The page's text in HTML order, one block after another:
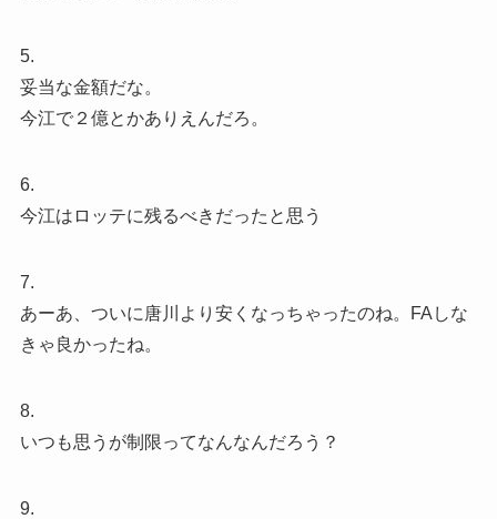
5.
妥当な金額だな。
今江で２億とかありえんだろ。
6.
今江はロッテに残るべきだったと思う
7.
あーあ、ついに唐川より安くなっちゃったのね。FAしな
きゃ良かったね。
8.
いつも思うが制限ってなんなんだろう？
9.